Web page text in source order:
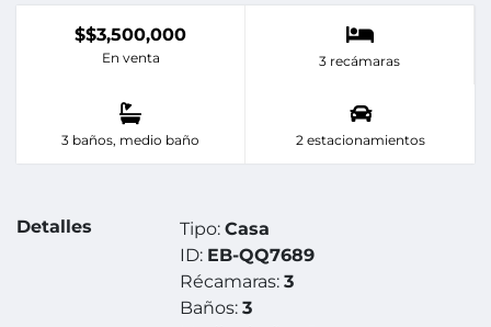
$$3,500,000
En venta 3 recámaras
3 baños, medio baño 2 estacionamientos
Detalles Tipo:Casa
ID: EB-QQ7689
Récamaras:3
Baños:3